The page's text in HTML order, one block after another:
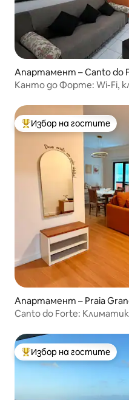
Апартамент – Canto do
Канто до Форте: Wi-Fi,
Най-популярен избор на
Избор на гостите
Апартамент – Praia
Canto do Forte:
Най-популярен избор на
Избор на гостите